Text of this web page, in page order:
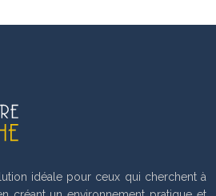
idéale pour ceux qui cherchent à